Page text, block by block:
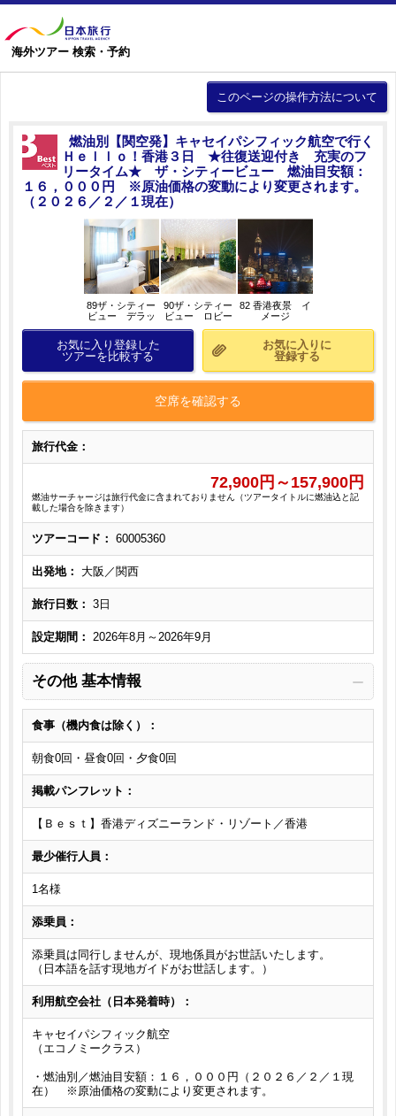
海外ツアー 検索・予約
このページの操作方法について
燃油別【関空発】キャセイパシフィック航空で行く
Ｈｅｌｌｏ！香港３日 ★往復送迎付き 充実のフ
リータイム★ ザ・シティービュー 燃油目安額：
１６，０００円 ※原油価格の変動により変更されます。
（２０２６／２／１現在）
89ザ・シティー
ビュー デラッ
部屋の一例
90ザ・シティー
ビュー ロビー
82 香港夜景 イ
メージ
お気に入り登録した
ツアーを比較する
お気に入りに
登録する
空席を確認する
旅行代金：
72,900 円～ 157,900 円
燃油サーチャージは旅行代金に含まれておりません（ツアータイトルに燃油込と記
載した場合を除きます）
ツアーコード： 60005360
出発地： 大阪／関西
旅行日数： 3日
設定期間： 2026年8月～2026年9月
その他 基本情報
食事（機内食は除く）：
朝食0回・昼食0回・夕食0回
掲載パンフレット：
【Ｂｅｓｔ】香港ディズニーランド・リゾート／香港
最少催行人員：
1名様
添乗員：
添乗員は同行しませんが、現地係員がお世話いたします。
（日本語を話す現地ガイドがお世話します。）
利用航空会社（日本発着時）：
キャセイパシフィック航空
（エコノミークラス）
・燃油別／燃油目安額：１６，０００円（２０２６／２／１現
在） ※原油価格の変動により変更されます。